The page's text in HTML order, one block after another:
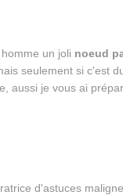
un joli noeud
seulement si c'est
aussi je vous ai
d'astuces